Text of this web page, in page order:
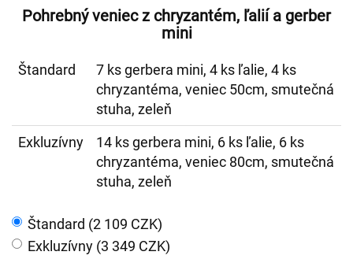
Pohrebný veniec z chryzantém, ľalií a gerber
mini
Štandard
7 ks gerbera mini, 4 ks ľalie, 4 ks
chryzantéma, veniec 50cm, smutečná
stuha, zeleň
Exkluzívny
14 ks gerbera mini, 6 ks ľalie, 6 ks
chryzantéma, veniec 80cm, smutečná
stuha, zeleň
Štandard (2 109 CZK)
Exkluzívny (3 349 CZK)